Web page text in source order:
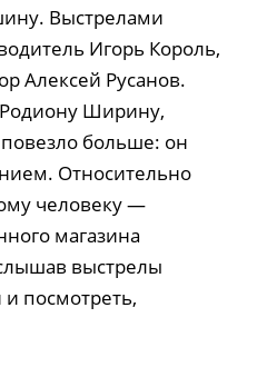
Выстрелами
Игорь Король,
Алексей Русанов.
Родиону Ширину,
больше: он
Относительно
человеку —
магазина
выстрелы
посмотреть,